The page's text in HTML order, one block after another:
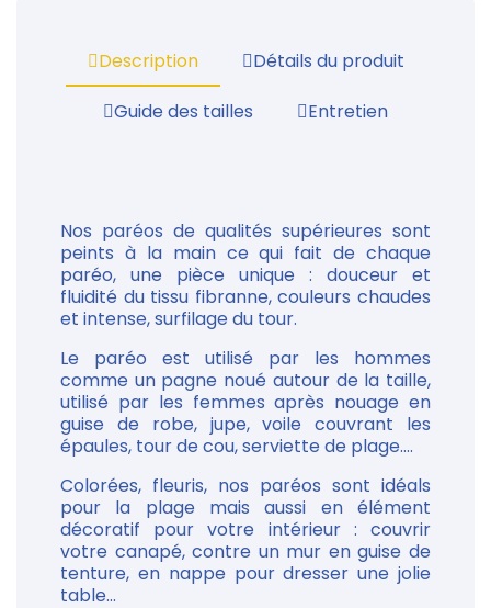
Description
Détails du produit
Guide des tailles
Entretien
Nos paréos de qualités supérieures sont
peints à la main ce qui fait de chaque
paréo, une pièce unique : douceur et
fluidité du tissu fibranne, couleurs chaudes
et intense, surfilage du tour.
Le paréo est utilisé par les hommes
comme un pagne noué autour de la taille,
utilisé par les femmes après nouage en
guise de robe, jupe, voile couvrant les
épaules, tour de cou, serviette de plage....
Colorées, fleuris, nos paréos sont idéals
pour la plage mais aussi en élément
décoratif pour votre intérieur : couvrir
votre canapé, contre un mur en guise de
tenture, en nappe pour dresser une jolie
table...